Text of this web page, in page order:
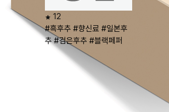
12
#흑후추 #향신료 #일본후
추 #검은후추 #블랙페퍼